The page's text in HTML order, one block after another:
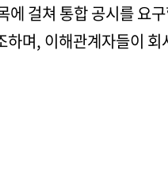
걸쳐 통합 공시를 요
며, 이해관계자들이